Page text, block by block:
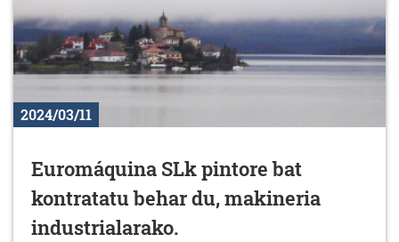
2024/03/11
Euromáquina SLk pintore bat
kontratatu behar du, makineria
industrialarako.